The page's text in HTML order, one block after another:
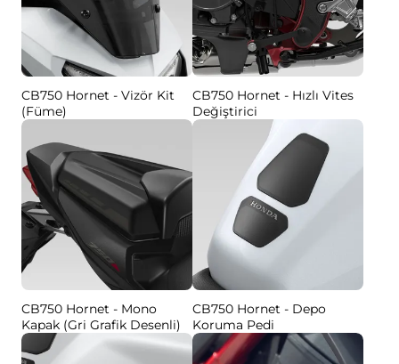
CB750 Hornet - Vizör Kit
(Füme)
CB750 Hornet - Hızlı Vites
Değiştirici
CB750 Hornet - Mono
Kapak (Gri Grafik Desenli)
CB750 Hornet - Depo
Koruma Pedi